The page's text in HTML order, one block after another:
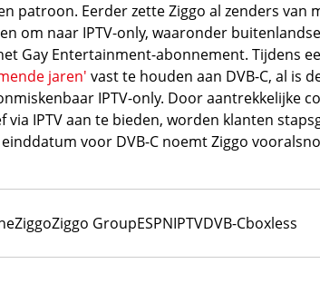
patroon. Eerder zette Ziggo al zenders van
om naar IPTV-only, waaronder
Gay Entertainment-abonnement. Tijdens
jaren' vast te houden aan DVB-C, al is
IPTV-only. Door aantrekkelijke
via IPTV aan te bieden, worden klanten
einddatum voor DVB-C noemt Ziggo
Ziggo GroupESPNIPTVDVB-Cboxless